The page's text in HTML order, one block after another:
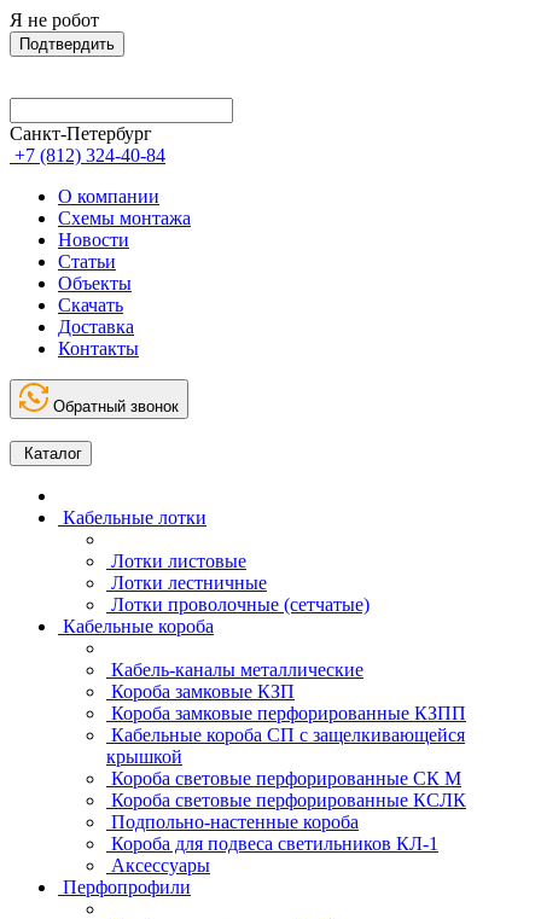
Я не робот
Подтвердить
Санкт-Петербург
+7 (812) 324-40-84
О компании
Схемы монтажа
Новости
Статьи
Объекты
Скачать
Доставка
Контакты
Обратный звонок
Каталог
Кабельные лотки
Лотки листовые
Лотки лестничные
Лотки проволочные (сетчатые)
Кабельные короба
Кабель-каналы металлические
Короба замковые КЗП
Короба замковые перфорированные КЗПП
Кабельные короба СП с защелкивающейся
крышкой
Короба световые перфорированные СК М
Короба световые перфорированные КСЛК
Подпольно-настенные короба
Короба для подвеса светильников КЛ-1
Аксессуары
Перфопрофили